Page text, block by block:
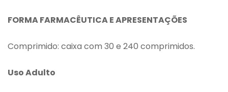
FORMA FARMACÊUTICA E APRESENTAÇÕES
Comprimido: caixa com 30 e 240 comprimidos.
Uso Adulto